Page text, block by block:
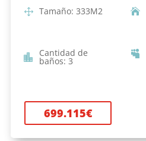
Tamaño: 333M2
Cantidad de
baños: 3
699.115€